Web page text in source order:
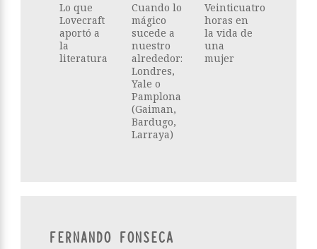
Lo que
Lovecraft
aportó a
la
literatura
Cuando lo
mágico
sucede a
nuestro
alrededor:
Londres,
Yale o
Pamplona
(Gaiman,
Bardugo,
Larraya)
Veinticuatro
horas en
la vida de
una
mujer
FERNANDO FONSECA